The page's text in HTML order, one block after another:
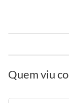
Quem viu